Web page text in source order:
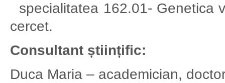
specialitatea 162.01- Genetica
cercet.
Consultant științific:
Duca Maria – academician,